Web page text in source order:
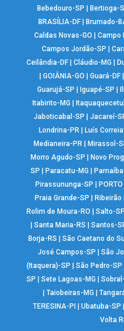
Bebedouro-SP
Bertioga-
BRASÍLIA-DF| Brumado-
Caldas Novas-GO
|Campo
Campos Jordão-SP
Ceilândia-DF| Cláudio-MG
GOIÂNIA-GO Guará-DF|
Guarujá-SP
Iguapé-SP
Itabirito-MG
Jaboticabal-SP
Jacareí-
Londrina-PR| Luís
Medianeira-PR
Mirassol-
Morro Agudo-SP
Novo
SP
Paracatu-MG
Pirassununga-SP
Praia Grande-SP
Ribeirão
Rolim de Moura-RO
Salto-SP
|Santa Maria-RS |Santos-
Borja-RS
|São Caetano do
José Campos-SP
|São
(Itaquera)-SP
|São Pedro-SP
SP
|Sete Lagoas-MG |
Taiobeiras-MG
TERESINA-PI
|Ubatuba-SP
Volta